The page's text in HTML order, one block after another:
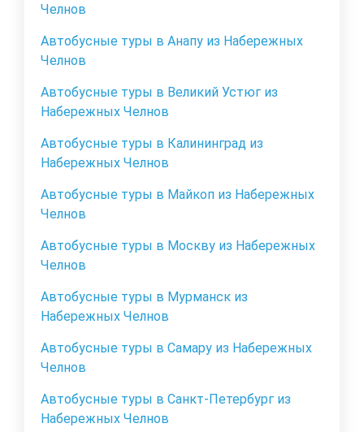
Челнов
Автобусные туры в Анапу из Набережных
Челнов
Автобусные туры в Великий Устюг из
Набережных Челнов
Автобусные туры в Калининград из
Набережных Челнов
Автобусные туры в Майкоп из Набережных
Челнов
Автобусные туры в Москву из Набережных
Челнов
Автобусные туры в Мурманск из
Набережных Челнов
Автобусные туры в Самару из Набережных
Челнов
Автобусные туры в Санкт-Петербург из
Набережных Челнов